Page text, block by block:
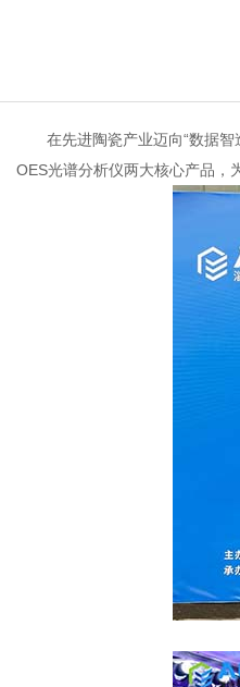
在先进陶瓷产业迈向“数据
OES光谱分析仪两大核心产品，